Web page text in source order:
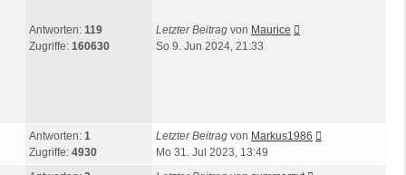
Antworten: 119
Zugriffe: 160630
Letzter Beitrag von Maurice
So 9. Jun 2024, 21:33
Antworten: 1
Zugriffe: 4930
Letzter Beitrag von Markus1986
Mo 31. Jul 2023, 13:49